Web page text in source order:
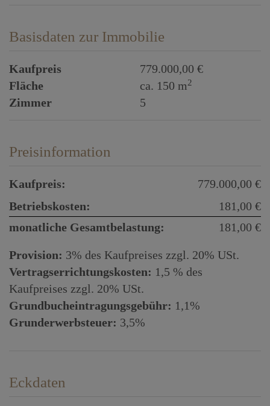
Basisdaten zur Immobilie
Kaufpreis
779.000,00 €
Fläche
ca. 150 m2
Zimmer 5
Preisinformation
Kaufpreis:
779.000,00 €
Betriebskosten:
181,00 €
monatliche Gesamtbelastung:
181,00 €
Provision: 3% des Kaufpreises zzgl. 20% USt.
Vertragserrichtungskosten: 1,5 % des
Kaufpreises zzgl. 20% USt.
Grundbucheintragungsgebühr: 1,1%
Grunderwerbsteuer: 3,5%
Eckdaten